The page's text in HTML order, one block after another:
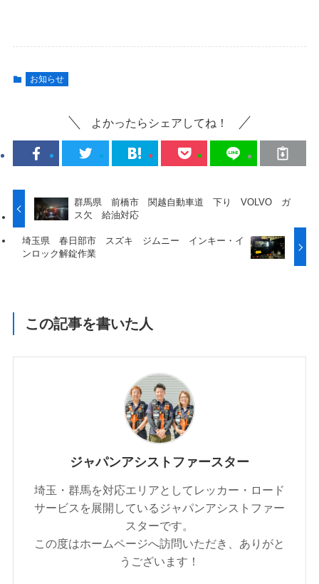
お知らせ
よかったらシェアしてね！
群馬県 前橋市 関越自動車道 下り VOLVO ガ
ス欠 給油対応
埼玉県 春日部市 スズキ ジムニー インキー・イ
ンロック解錠作業
この記事を書いた人
ジャパンアシストファースター
埼玉・群馬を対応エリアとしてレッカー・ロード
サービスを展開しているジャパンアシストファー
スターです。
この度はホームページへ訪問いただき、ありがと
うございます！